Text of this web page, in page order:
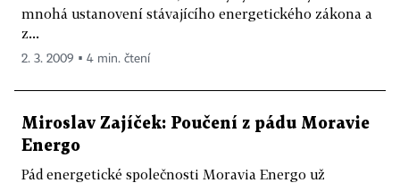
mnohá ustanovení stávajícího energetického zákona a
z...
2. 3. 2009 ▪ 4 min. čtení
Miroslav Zajíček: Poučení z pádu Moravie
Energo
Pád energetické společnosti Moravia Energo už